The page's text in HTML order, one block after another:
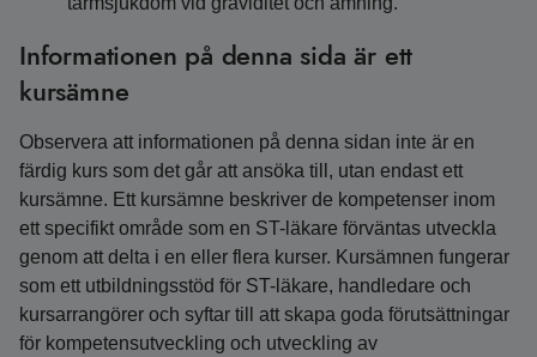
Informationen på denna sida är ett
kursämne
Observera att informationen på denna sidan inte är en
färdig kurs som det går att ansöka till, utan endast ett
kursämne. Ett kursämne beskriver de kompetenser inom
ett specifikt område som en ST-läkare förväntas utveckla
genom att delta i en eller flera kurser. Kursämnen fungerar
som ett utbildningsstöd för ST-läkare, handledare och
kursarrangörer och syftar till att skapa goda förutsättningar
för kompetensutveckling och utveckling av